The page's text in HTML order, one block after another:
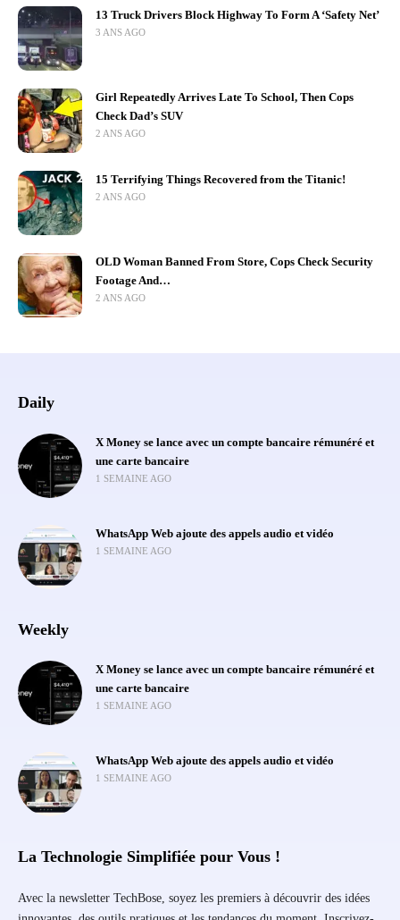
13 Truck Drivers Block Highway To Form A ‘Safety Net’
3 ANS AGO
Girl Repeatedly Arrives Late To School, Then Cops
Check Dad’s SUV
2 ANS AGO
15 Terrifying Things Recovered from the Titanic!
2 ANS AGO
OLD Woman Banned From Store, Cops Check Security
Footage And…
2 ANS AGO
Daily
X Money se lance avec un compte bancaire rémunéré et
une carte bancaire
1 SEMAINE AGO
WhatsApp Web ajoute des appels audio et vidéo
1 SEMAINE AGO
Weekly
X Money se lance avec un compte bancaire rémunéré et
une carte bancaire
1 SEMAINE AGO
WhatsApp Web ajoute des appels audio et vidéo
1 SEMAINE AGO
La Technologie Simplifiée pour Vous !
Avec la newsletter TechBose, soyez les premiers à découvrir des idées